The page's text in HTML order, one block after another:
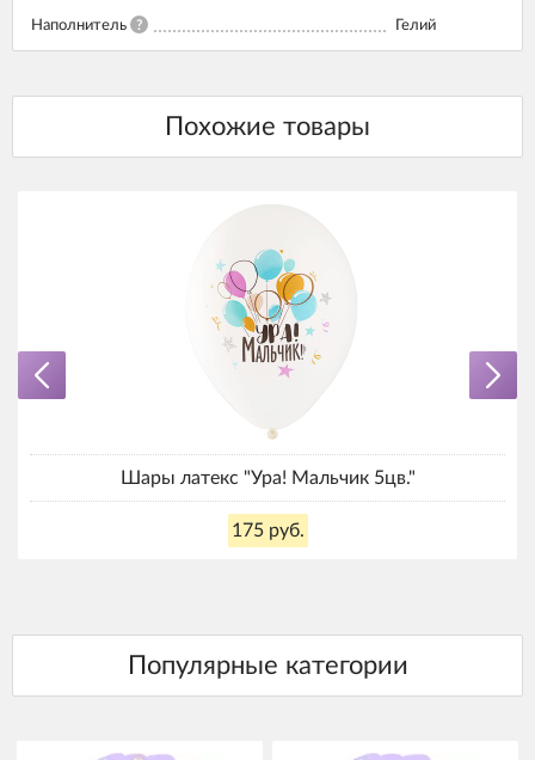
Наполнитель ? Гелий
Шары латекс "Ура! Мальчик 5цв."
175 руб.